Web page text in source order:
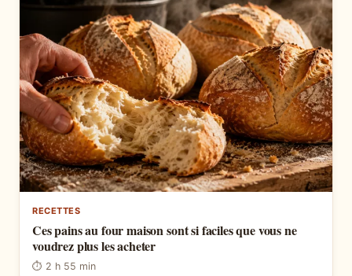
RECETTES
Ces pains au four maison sont si faciles que vous ne
voudrez plus les acheter
⏱ 2 h 55 min